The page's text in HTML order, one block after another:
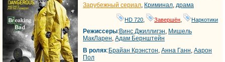
Зарубежный сериал, Криминал, драма
HD 720 Завершён Наркотики
Режиссеры:Винс Джиллигэн, Мишель
МакЛарен, Адам Бернштейн
В ролях:Брайан Крэнстон, Анна Ганн, Аарон
Пол